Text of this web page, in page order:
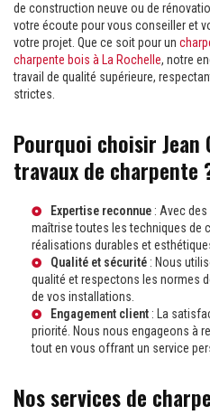
de construction neuve ou de
votre écoute pour vous conseiller et
votre projet. Que ce soit pour un
charpente bois à La Rochelle, notre
travail de qualité supérieure,
strictes.
Pourquoi choisir
travaux de charpente
Expertise reconnue : Avec
maîtrise toutes les techniques de
réalisations durables et
Qualité et sécurité : Nous
qualité et respectons les normes
de vos installations.
Engagement client : La
priorité. Nous nous engageons à
tout en vous offrant un service
Nos services de